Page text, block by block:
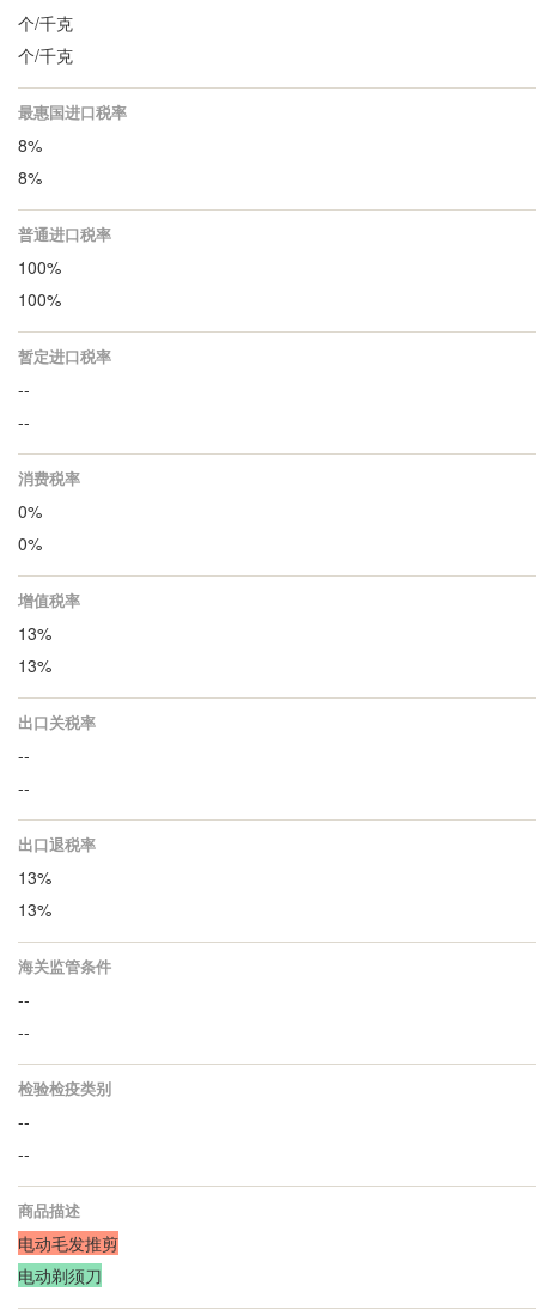
个/千克
个/千克
最惠国进口税率
8%
8%
普通进口税率
100%
100%
暂定进口税率
--
--
消费税率
0%
0%
增值税率
13%
13%
出口关税率
--
--
出口退税率
13%
13%
海关监管条件
--
--
检验检疫类别
--
--
商品描述
电动毛发推剪
电动剃须刀